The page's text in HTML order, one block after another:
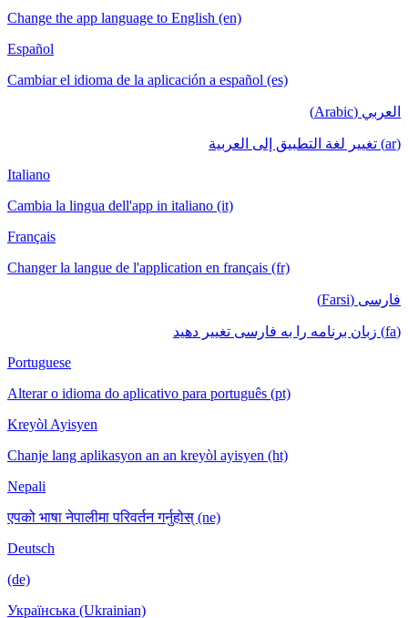
Change the app language to English (en)
Español
Cambiar el idioma de la aplicación a español (es)
العربي (Arabic)
(ar) تغيير لغة التطبيق إلى العربية
Italiano
Cambia la lingua dell'app in italiano (it)
Français
Changer la langue de l'application en français (fr)
فارسی (Farsi)
(fa) زبان برنامه را به فارسی تغییر دهید
Portuguese
Alterar o idioma do aplicativo para português (pt)
Kreyòl Ayisyen
Chanje lang aplikasyon an an kreyòl ayisyen (ht)
Nepali
एपको भाषा नेपालीमा परिवर्तन गर्नुहोस् (ne)
Deutsch
(de)
Українська (Ukrainian)